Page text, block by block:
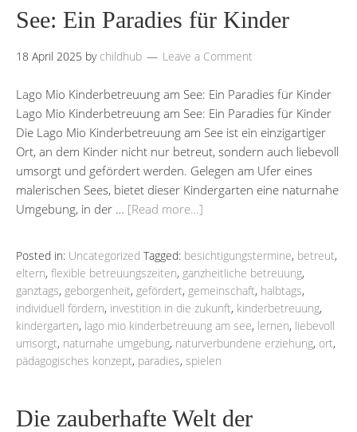
See: Ein Paradies für Kinder
18 April 2025 by childhub Leave a Comment
Lago Mio Kinderbetreuung am See: Ein Paradies für Kinder
Lago Mio Kinderbetreuung am See: Ein Paradies für Kinder
Die Lago Mio Kinderbetreuung am See ist ein einzigartiger
Ort, an dem Kinder nicht nur betreut, sondern auch liebevoll
umsorgt und gefördert werden. Gelegen am Ufer eines
malerischen Sees, bietet dieser Kindergarten eine naturnahe
Umgebung, in der … [Read more…]
Posted in: Uncategorized Tagged: besichtigungstermine, betreut,
eltern, flexible betreuungszeiten, ganzheitliche betreuung,
ganztags, geborgenheit, gefördert, gemeinschaft, halbtags,
individuell fördern, investition in die zukunft, kinderbetreuung,
kindergarten, lago mio kinderbetreuung am see, lernen, liebevoll
umsorgt, naturnahe umgebung, naturverbundene erziehung, ort,
pädagogisches konzept, paradies, spielen
Die zauberhafte Welt der